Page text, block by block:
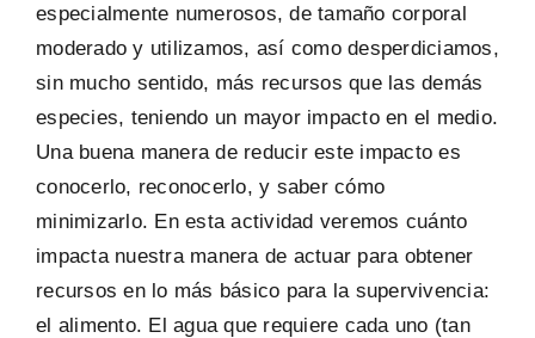
especialmente numerosos, de tamaño corporal
moderado y utilizamos, así como desperdiciamos,
sin mucho sentido, más recursos que las demás
especies, teniendo un mayor impacto en el medio.
Una buena manera de reducir este impacto es
conocerlo, reconocerlo, y saber cómo
minimizarlo. En esta actividad veremos cuánto
impacta nuestra manera de actuar para obtener
recursos en lo más básico para la supervivencia:
el alimento. El agua que requiere cada uno (tan